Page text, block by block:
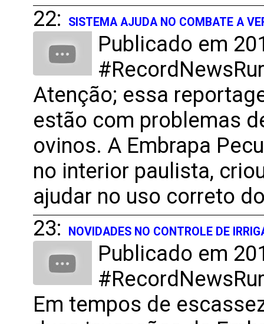
22:
SISTEMA AJUDA NO COMBATE A
Publicado em
Atenção; essa
estão com problemas
ovinos. A Embrapa
no interior paulista,
ajudar no uso correto
23:
NOVIDADES NO CONTROLE DE
Publicado em
Em tempos de